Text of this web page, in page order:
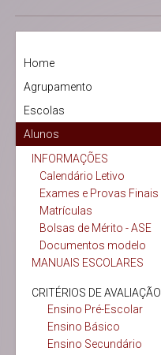
Home
Agrupamento
Escolas
Alunos
INFORMAÇÕES
Calendário Letivo
Exames e Provas Finais
Matrículas
Bolsas de Mérito - ASE
Documentos modelo
MANUAIS ESCOLARES
CRITÉRIOS DE AVALIAÇÃO
Ensino Pré-Escolar
Ensino Básico
Ensino Secundário